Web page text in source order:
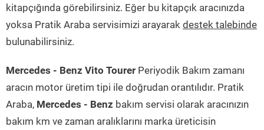
kitapçığında görebilirsiniz. Eğer bu kitapçık aracınızda
yoksa Pratik Araba servisimizi arayarak destek talebinde
bulunabilirsiniz.
Mercedes - Benz Vito Tourer Periyodik Bakım zamanı
aracın motor üretim tipi ile doğrudan orantılıdır. Pratik
Araba, Mercedes - Benz bakım servisi olarak aracınızın
bakım km ve zaman aralıklarını marka üreticisin